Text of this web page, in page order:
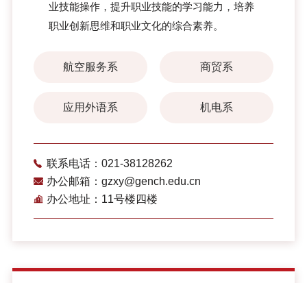
业技能操作，提升职业技能的学习能力，培养
职业创新思维和职业文化的综合素养。
航空服务系 商贸系
应用外语系 机电系
联系电话：021-38128262
办公邮箱：gzxy@gench.edu.cn
办公地址：11号楼四楼